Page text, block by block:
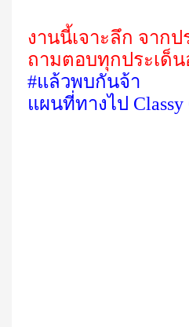
งานนี้เจาะลึก จาก
ถามตอบทุกประเด็
#แล้วพบกันจ้า
แผนที่ทางไป Classy